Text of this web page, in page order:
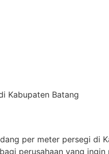
Kabupaten Batang
per meter persegi di
perusahaan yang